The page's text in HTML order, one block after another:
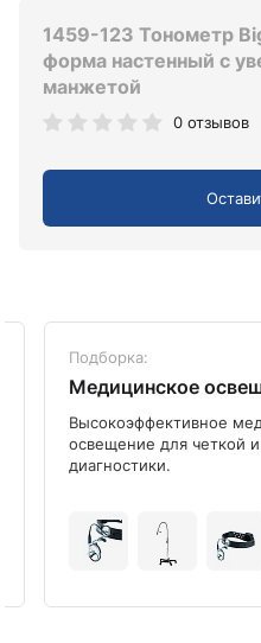
1459-123 Тонометр
форма настенный с
манжетой
0 отзывов
Подборка:
Медицинское
Высокоэффективное
освещение для четкой
диагностики.